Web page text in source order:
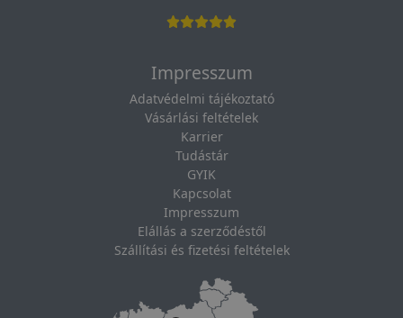
Impresszum
Adatvédelmi tájékoztató
Vásárlási feltételek
Karrier
Tudástár
GYIK
Kapcsolat
Impresszum
Elállás a szerződéstől
Szállítási és fizetési feltételek